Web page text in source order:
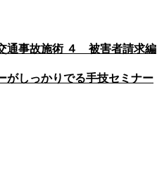
通事故施術 ４ 被害者請求編
がしっかりでる手技セミナー